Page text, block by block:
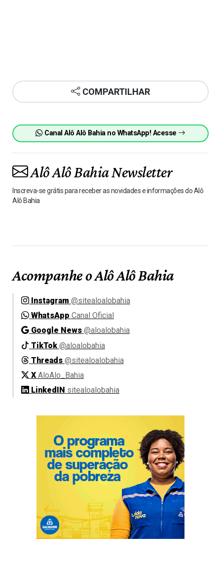
COMPARTILHAR
Canal Alô Alô Bahia no WhatsApp! Acesse
Alô Alô Bahia Newsletter
Inscreva-se grátis para receber as novidades e informações do Alô
Alô Bahia
Acompanhe o Alô Alô Bahia
Instagram @sitealoalobahia
WhatsApp Canal Oficial
Google News @aloalobahia
TikTok @aloalobahia
Threads @sitealoalobahia
X AloAlo_Bahia
LinkedIN sitealoalobahia